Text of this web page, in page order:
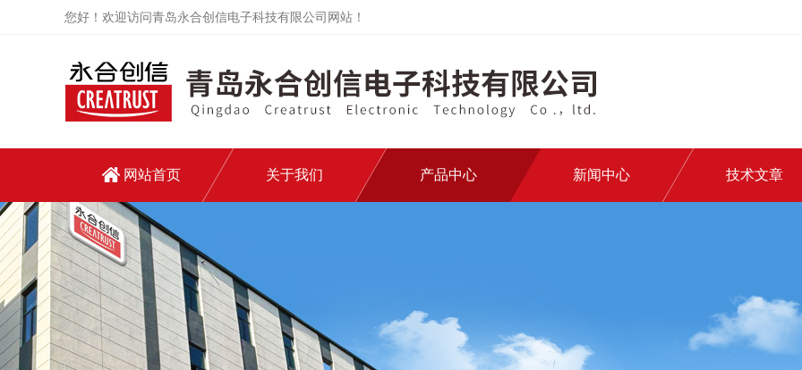
您好！欢迎访问青岛永合创信电子科技有限公司网站！
网站首页 关于我们 产品中心 新闻中心 技术文章